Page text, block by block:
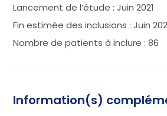
Lancement de l’étude : Juin 2021
Fin estimée des inclusions : Juin
Nombre de patients à inclure : 86
Information(s)